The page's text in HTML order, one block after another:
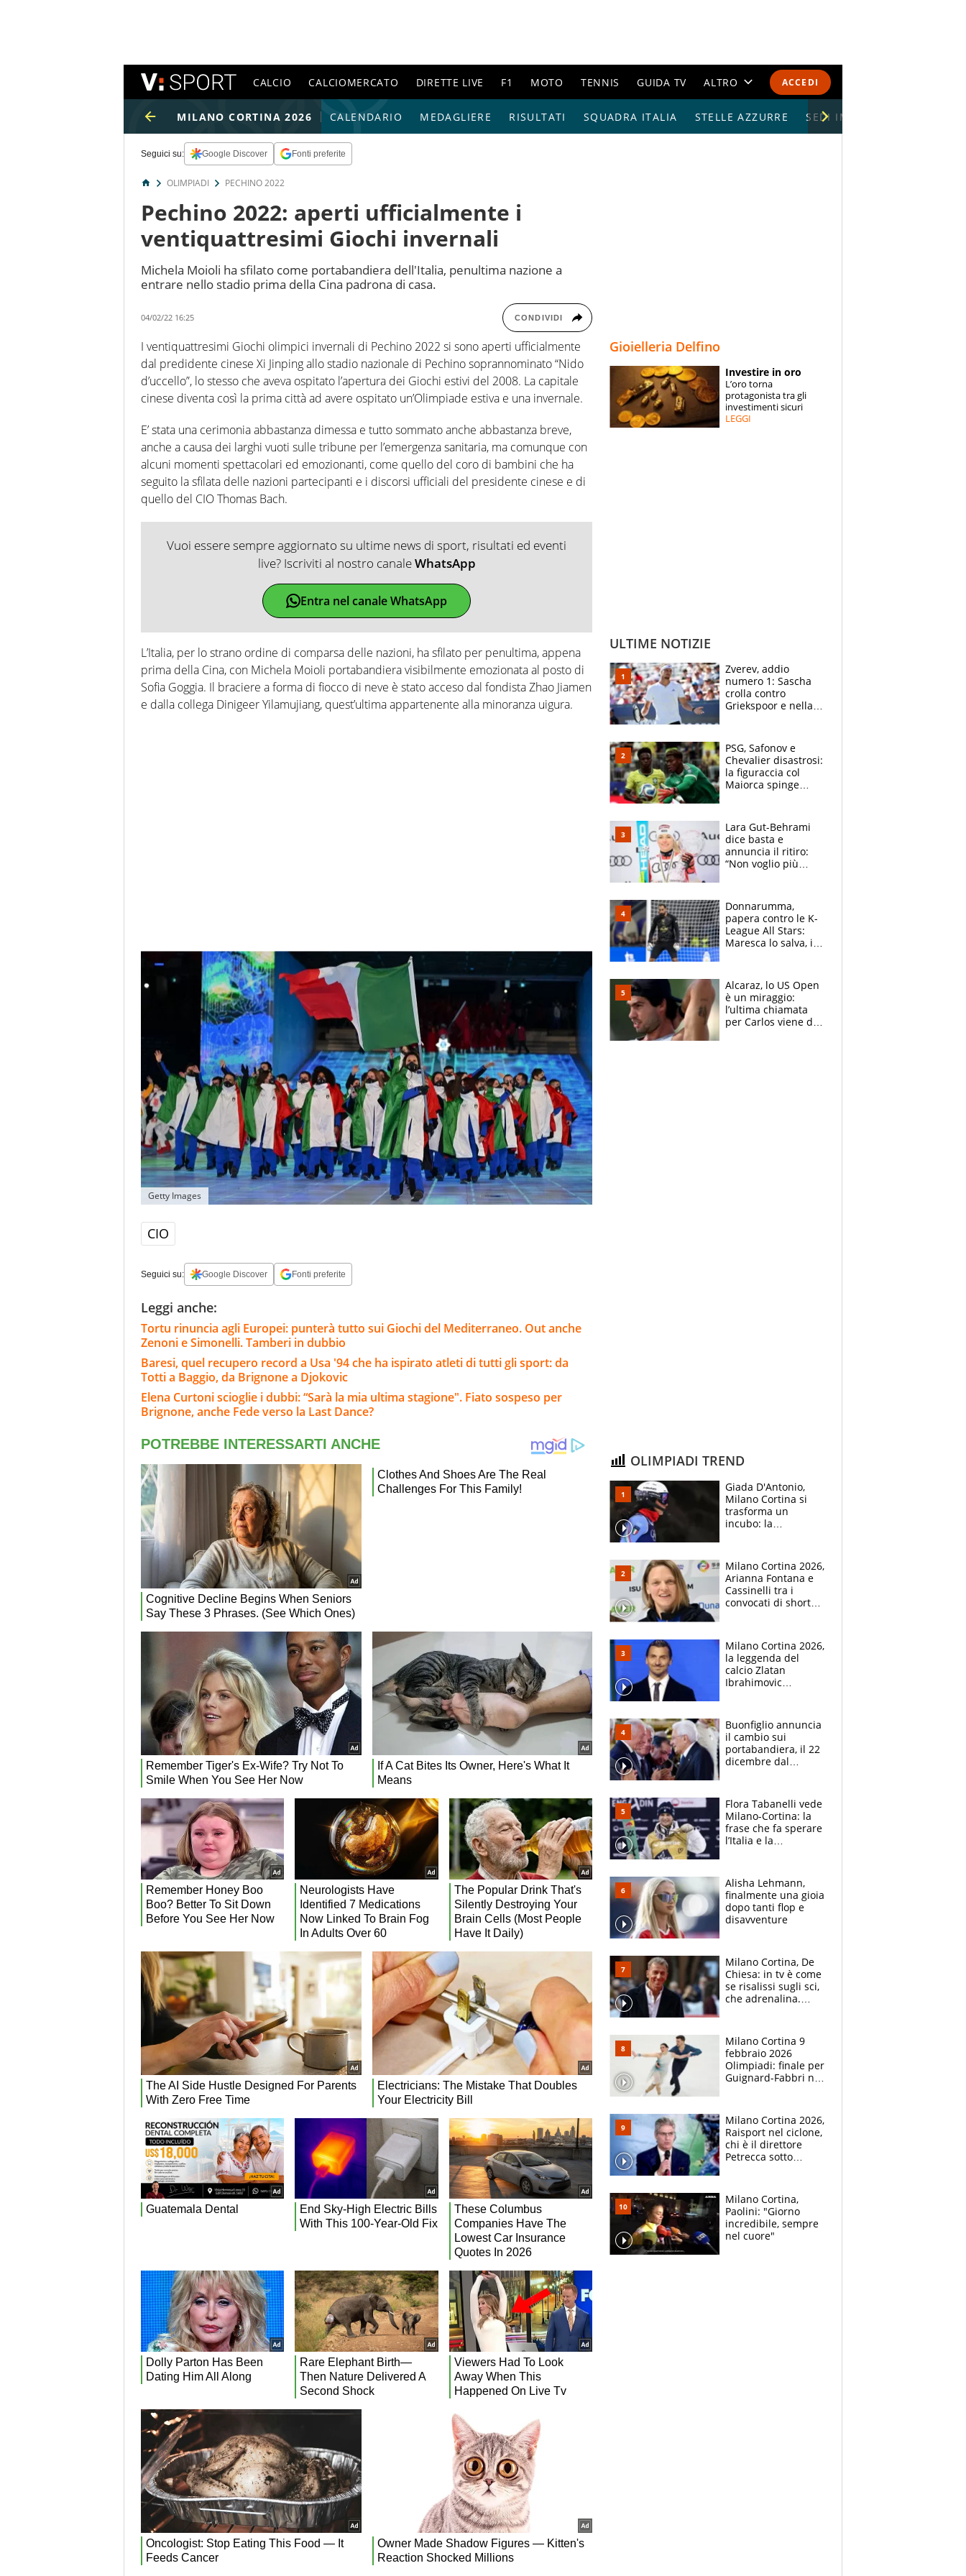
ACCEDI
CALCIO CALCIOMERCATO DIRETTE LIVE F1 MOTO TENNIS GUIDA TV ALTRO
CALENDARI E CLASSIFICHE
ESPERTI
CONTATTI
MILANO CORTINA 2026 CALENDARIO MEDAGLIERE RISULTATI SQUADRA ITALIA STELLE AZZURRE SEDI IMPIANTI
Seguici su: Google Discover Fonti preferite
OLIMPIADI PECHINO 2022
Pechino 2022: aperti ufficialmente i
ventiquattresimi Giochi invernali
Michela Moioli ha sfilato come portabandiera dell'Italia, penultima nazione a
entrare nello stadio prima della Cina padrona di casa.
04/02/22 16:25 CONDIVIDI
I ventiquattresimi Giochi olimpici invernali di Pechino 2022 si sono aperti ufficialmente
dal predidente cinese Xi Jinping allo stadio nazionale di Pechino soprannominato “Nido
d’uccello”, lo stesso che aveva ospitato l’apertura dei Giochi estivi del 2008. La capitale
cinese diventa così la prima città ad avere ospitato un’Olimpiade estiva e una invernale.
E’ stata una cerimonia abbastanza dimessa e tutto sommato anche abbastanza breve,
anche a causa dei larghi vuoti sulle tribune per l’emergenza sanitaria, ma comunque con
alcuni momenti spettacolari ed emozionanti, come quello del coro di bambini che ha
seguito la sfilata delle nazioni partecipanti e i discorsi ufficiali del presidente cinese e di
quello del CIO Thomas Bach.
Vuoi essere sempre aggiornato su ultime news di sport, risultati ed eventi
live? Iscriviti al nostro canaleWhatsApp
Entra nel canale WhatsApp
L’Italia, per lo strano ordine di comparsa delle nazioni, ha sfilato per penultima, appena
prima della Cina, con Michela Moioli portabandiera visibilmente emozionata al posto di
Sofia Goggia. Il braciere a forma di fiocco di neve è stato acceso dal fondista Zhao Jiamen
e dalla collega Dinigeer Yilamujiang, quest’ultima appartenente alla minoranza uigura.
Getty Images
CIO
Seguici su: Google Discover Fonti preferite
Leggi anche:
Tortu rinuncia agli Europei: punterà tutto sui Giochi del Mediterraneo. Out anche
Zenoni e Simonelli. Tamberi in dubbio
Baresi, quel recupero record a Usa '94 che ha ispirato atleti di tutti gli sport: da
Totti a Baggio, da Brignone a Djokovic
Elena Curtoni scioglie i dubbi: “Sarà la mia ultima stagione". Fiato sospeso per
Brignone, anche Fede verso la Last Dance?
Gioielleria Delfino
Investire in oro
L’oro torna
protagonista tra gli
investimenti sicuri
LEGGI
ULTIME NOTIZIE
Zverev, addio
numero 1: Sascha
crolla contro
Griekspoor e nella
terzo. Quanti malori
a Montreal
PSG, Safonov e
Chevalier disastrosi:
la figuraccia col
Maiorca spinge
rischio beffa
Lara Gut-Behrami
dice basta e
annuncia il ritiro:
“Non voglio più
Brignone
Donnarumma,
papera contro le K-
League All Stars:
Maresca lo salva, i
Alcaraz, lo US Open
è un miraggio:
l’ultima chiamata
per Carlos viene da
OLIMPIADI TREND
Giada D'Antonio,
Milano Cortina si
trasforma un
incubo: la
Milano Cortina 2026,
Arianna Fontana e
Cassinelli tra i
convocati di short
Milano Cortina 2026,
la leggenda del
calcio Zlatan
Ibrahimovic
Buonfiglio annuncia
il cambio sui
portabandiera, il 22
dicembre dal
Flora Tabanelli vede
Milano-Cortina: la
frase che fa sperare
l’Italia e la
Brignone
Alisha Lehmann,
finalmente una gioia
dopo tanti flop e
disavventure
Milano Cortina, De
Chiesa: in tv è come
se risalissi sugli sci,
che adrenalina.
Milano Cortina 9
febbraio 2026
Olimpiadi: finale per
Guignard-Fabbri nel
Constantini beffati
Milano Cortina 2026,
Raisport nel ciclone,
chi è il direttore
Petrecca sotto
l'attacco dell'Usigrai
Milano Cortina,
Paolini: "Giorno
incredibile, sempre
nel cuore"